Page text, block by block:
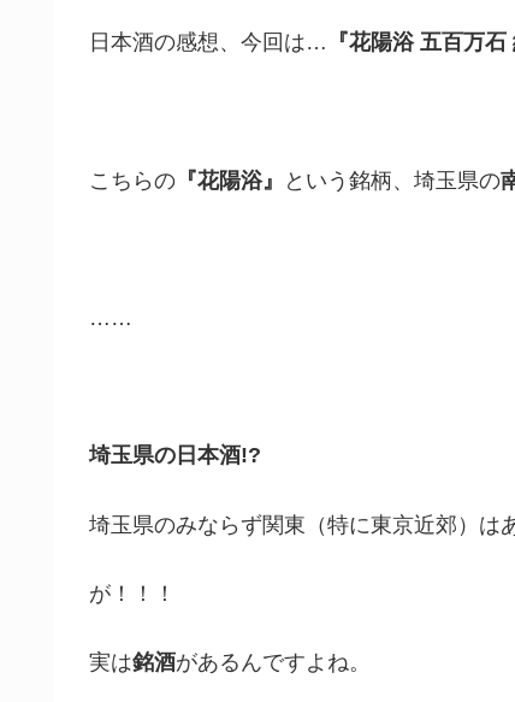
日本酒の感想、今回は… 『花陽浴 五百万
こちらの 『花陽浴』 という銘柄、埼玉県の
……
埼玉県の日本酒!?
埼玉県のみならず関東（特に東京近郊）
が！！！
実は銘酒があるんですよね。